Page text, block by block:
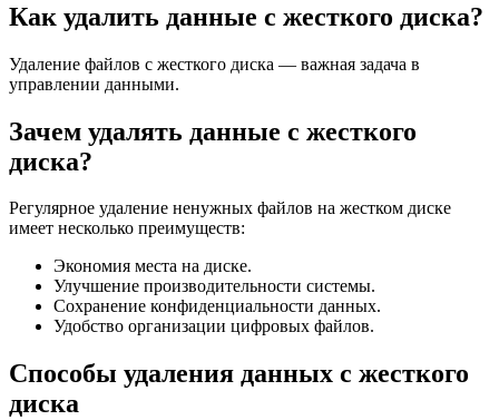
Как удалить данные с жесткого диска?
Удаление файлов с жесткого диска — важная задача в
управлении данными.
Зачем удалять данные с жесткого
диска?
Регулярное удаление ненужных файлов на жестком диске
имеет несколько преимуществ:
Экономия места на диске.
Улучшение производительности системы.
Сохранение конфиденциальности данных.
Удобство организации цифровых файлов.
Способы удаления данных с жесткого
диска